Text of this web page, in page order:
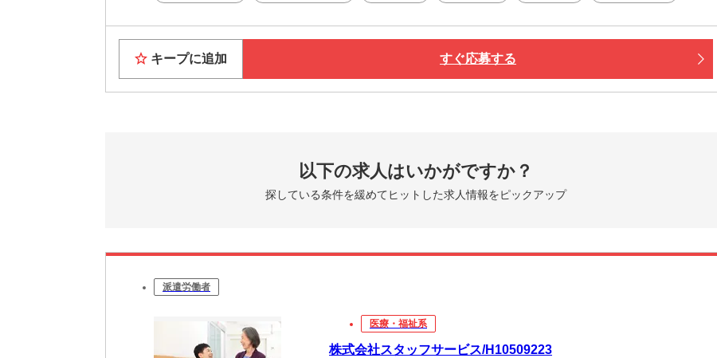
キープに追加 すぐ応募する
以下の求人はいかがですか？
探している条件を緩めてヒットした求人情報をピックアップ
派遣労働者
医療・福祉系
株式会社スタッフサービス/H10509223